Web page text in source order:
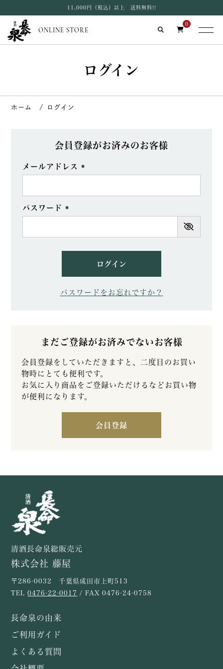
11,000円（税込）以上 送料無料!!
ONLINE STORE
0
ログイン
ログイン
会員登録がお済みのお客様
メールアドレス
パスワード
ログイン
パスワードをお忘れですか？
まだご登録がお済みでないお客様
会員登録をしていただきますと、二度目のお買い
物時にとても便利です。
お気に入り商品をご登録いただけるなどお買い物
が便利になります。
会員登録
清酒長命泉総販売元
株式会社 藤屋
〒286-0032 千葉県成田市上町513
TEL0476-22-0017 / FAX 0476-24-0758
長命泉の由来
ご利用ガイド
よくある質問